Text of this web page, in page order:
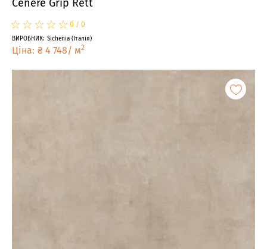
Cenere Grip Rett
☆
★☆
★☆
★☆
★☆
★ 0 / 0
ВИРОБНИК: Sichenia ( Італія)
Ціна: ₴ 4 748/ м2